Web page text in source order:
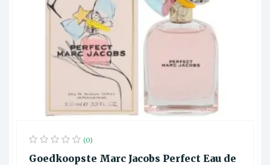
(0)
Goedkoopste Marc Jacobs Perfect Eau de